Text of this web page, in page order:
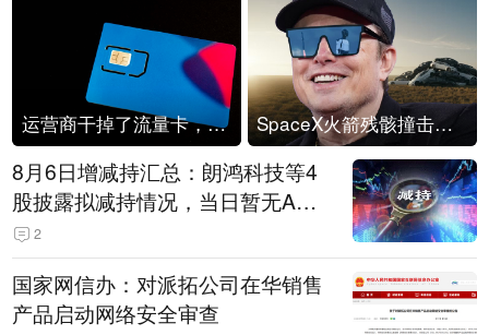
运营商干掉了流量卡，他们真的玩不起了 SpaceX火箭残骸撞击月球
8月6日增减持汇总：朗鸿科技等4
股披露拟减持情况，当日暂无A股
公司披露拟增持情况（表）
2
国家网信办：对派拓公司在华销售
产品启动网络安全审查